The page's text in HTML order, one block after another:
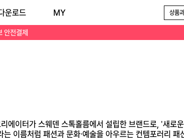
패션 하우스입니다. 성별의 경계를 허무는 젠더리스 감성이 특징이며, 국내에서는 정수정(크리스탈)이 자주 착용하는 것으로 알
안전결제
운로드 MY 상품
이터가 스웨덴 스톡홀름에서 설립한 브랜드로, '새로
름처럼 패션과 문화·예술을 아우르는 컨템포러리 패